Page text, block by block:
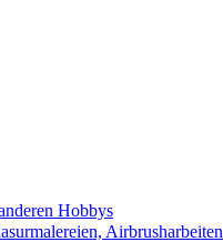
Hobbys
Airbrusharbeiten